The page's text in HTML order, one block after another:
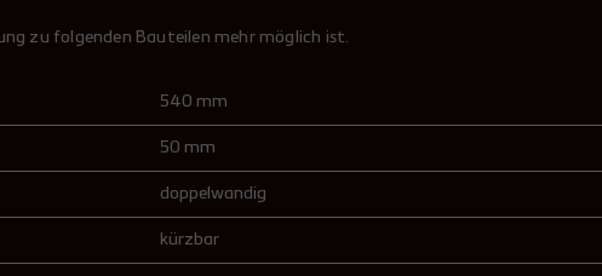
zu folgenden Bauteilen mehr möglich ist.
540 mm
50 mm
doppelwandig
kürzbar